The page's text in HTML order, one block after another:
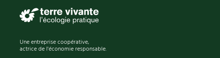
Une entreprise coopérative,
actrice de l'économie responsable.